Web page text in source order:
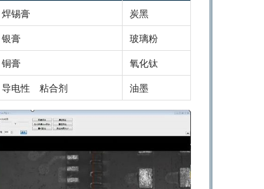
焊锡膏
炭黑
银膏
玻璃粉
铜膏
氧化钛
导电性 粘合剂
油墨